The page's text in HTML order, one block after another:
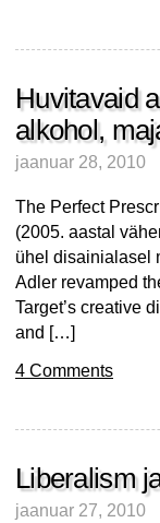
Huvitavaid
alkohol,
jaanuar 28, 2010
The Perfect
(2005. aastal
ühel disainialasel
Adler revamped
Target’s creative
and […]
4 Comments
Liberalism
jaanuar 27, 2010